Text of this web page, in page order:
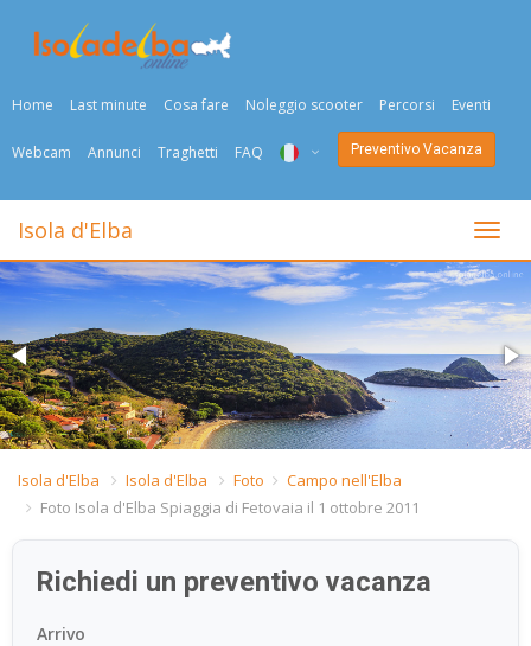
Home Last minute Cosa fare Noleggio scooter Percorsi Eventi
Webcam Annunci Traghetti FAQ
ENG
DEU
NED
FRA
DAN
Preventivo Vacanza
Togli
Isola d'Elba
Isola d'Elba Isola d'Elba Foto
Campo nell'Elba
Foto Isola d'Elba Spiaggia di Fetovaia il 1 ottobre 2011
Richiedi un preventivo vacanza
Arrivo